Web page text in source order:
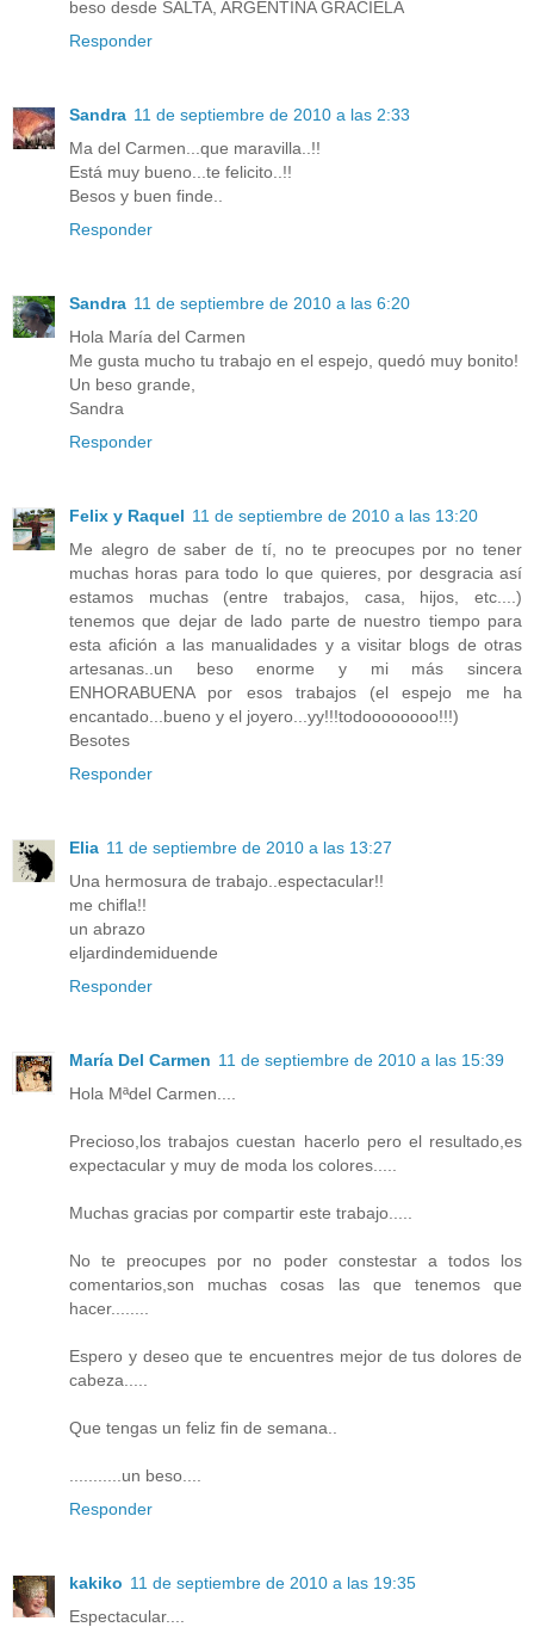
beso desde SALTA, ARGENTINA GRACIELA
Responder
Sandra 11 de septiembre de 2010 a las 2:33
Ma del Carmen...que maravilla..!!
Está muy bueno...te felicito..!!
Besos y buen finde..
Responder
Sandra 11 de septiembre de 2010 a las 6:20
Hola María del Carmen
Me gusta mucho tu trabajo en el espejo, quedó muy bonito!
Un beso grande,
Sandra
Responder
Felix y Raquel 11 de septiembre de 2010 a las 13:20
Me alegro de saber de tí, no te preocupes por no tener
muchas horas para todo lo que quieres, por desgracia así
estamos muchas (entre trabajos, casa, hijos, etc....)
tenemos que dejar de lado parte de nuestro tiempo para
esta afición a las manualidades y a visitar blogs de otras
artesanas..un beso enorme y mi más sincera
ENHORABUENA por esos trabajos (el espejo me ha
encantado...bueno y el joyero...yy!!!todoooooooo!!!)
Besotes
Responder
Elia 11 de septiembre de 2010 a las 13:27
Una hermosura de trabajo..espectacular!!
me chifla!!
un abrazo
eljardindemiduende
Responder
María Del Carmen 11 de septiembre de 2010 a las 15:39
Hola Mªdel Carmen....
Precioso,los trabajos cuestan hacerlo pero el resultado,es
expectacular y muy de moda los colores.....
Muchas gracias por compartir este trabajo.....
No te preocupes por no poder constestar a todos los
comentarios,son muchas cosas las que tenemos que
hacer........
Espero y deseo que te encuentres mejor de tus dolores de
cabeza.....
Que tengas un feliz fin de semana..
...........un beso....
Responder
kakiko 11 de septiembre de 2010 a las 19:35
Espectacular....